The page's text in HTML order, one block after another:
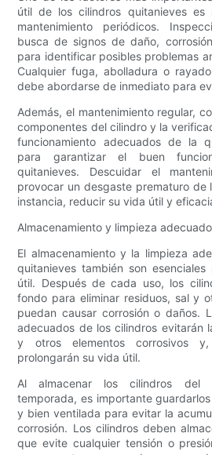
útil de los cilindros quitanieves es
mantenimiento periódicos.
busca de signos de daño,
para identificar posibles problemas
Cualquier fuga, abolladura o
debe abordarse de inmediato para
Además, el mantenimiento regular,
componentes del cilindro y la
funcionamiento adecuados de la
para garantizar el buen
quitanieves. Descuidar el
provocar un desgaste prematuro de
instancia, reducir su vida útil y
Almacenamiento y limpieza
El almacenamiento y la limpieza
quitanieves también son
útil. Después de cada uso, los
fondo para eliminar residuos, sal y
puedan causar corrosión o daños.
adecuados de los cilindros evitarán
y otros elementos corrosivos
prolongarán su vida útil.
Al almacenar los cilindros del
temporada, es importante
y bien ventilada para evitar la
corrosión. Los cilindros deben
que evite cualquier tensión o